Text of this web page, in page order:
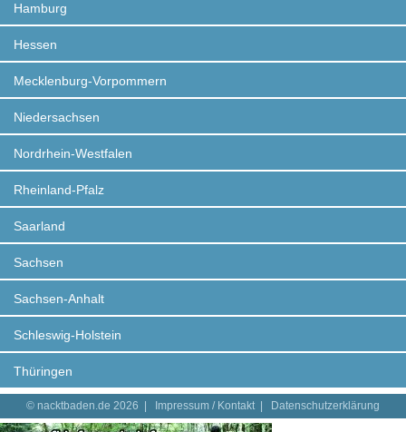
Hamburg
Hessen
Mecklenburg-Vorpommern
Niedersachsen
Nordrhein-Westfalen
Rheinland-Pfalz
Saarland
Sachsen
Sachsen-Anhalt
Schleswig-Holstein
Thüringen
© nacktbaden.de 2026 | Impressum / Kontakt| Datenschutzerklärung